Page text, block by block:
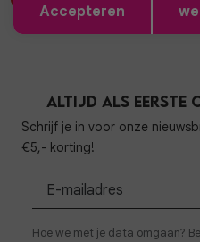
Altijd als eerste
Schrijf je in voor onze
€5,- korting!
Hoe we met je data omgaan?
Accepteren